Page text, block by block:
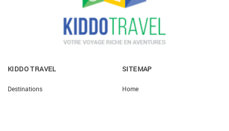
KIDDO TRAVEL
Destinations
SITEMAP
Home